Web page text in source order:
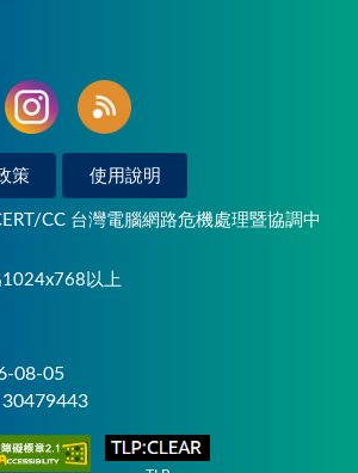
策 使用說明
CC 台灣電腦網路危機處理暨協調中
以上
08-05
30479443